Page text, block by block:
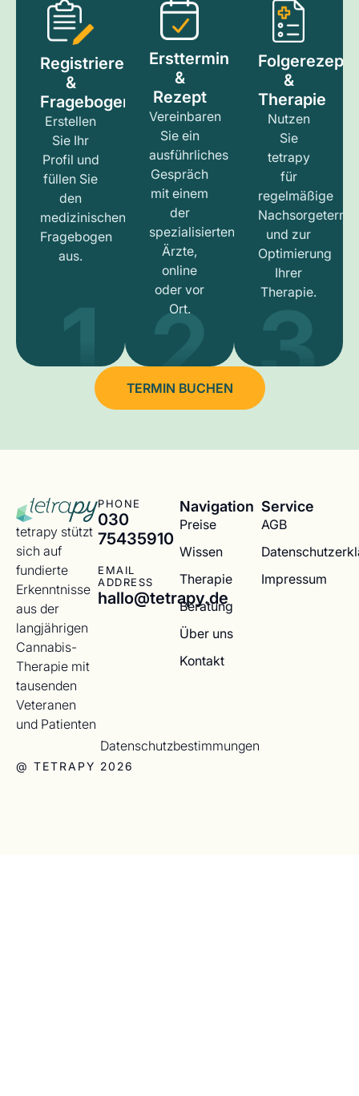
Registrieren
&
Fragebogen
Erstellen
Sie Ihr
Profil und
füllen Sie
den
medizinischen
Fragebogen
aus.
1
Ersttermin
&
Rezept
Vereinbaren
Sie ein
ausführliches
Gespräch
mit einem
der
spezialisierten
Ärzte,
online
oder vor
Ort.
2
Folgerezept
&
Therapie
Nutzen
Sie
tetrapy
für
regelmäßige
und zur
Optimierung
Ihrer
Therapie.
3
TERMIN BUCHEN
tetrapy stützt
sich auf
fundierte
Erkenntnisse
aus der
langjährigen
Cannabis-
Therapie mit
tausenden
Veteranen
und Patienten
PHONE
030
75435910
EMAIL
ADDRESS
hallo@tetrapy.de
Navigation
Preise
Wissen
Therapie
Beratung
Über uns
Kontakt
Service
AGB
Impressum
@ TETRAPY 2026
Datenschutzbestimmungen